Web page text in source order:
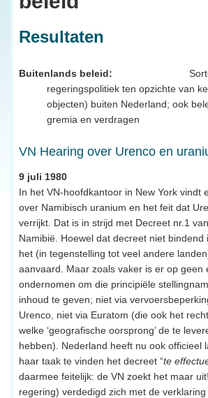
Resultaten
Buitenlands beleid:
regeringspolitiek ten opzichte van
objecten) buiten Nederland; ook
gremia en verdragen
VN Hearing over Urenco en
9 juli 1980
In het VN-hoofdkantoor in New York vindt
over Namibisch uranium en het feit dat
verrijkt. Dat is in strijd met Decreet nr.1
Namibië. Hoewel dat decreet niet bindend
het (in tegenstelling tot veel andere
aanvaard. Maar zoals vaker is er op geen
ondernomen om die principiële
inhoud te geven; niet via
Urenco, niet via Euratom (die ook het
welke ‘geografische oorsprong’ de te
hebben). Nederland heeft nu ook officieel
haar taak te vinden het decreet “te
daarmee feitelijk: de VN zoekt het maar
regering) verdedigd zich met de